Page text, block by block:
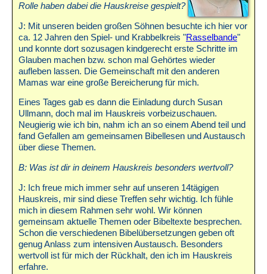
Rolle haben dabei die Hauskreise gespielt?
J: Mit unseren beiden großen Söhnen besuchte ich hier vor
ca. 12 Jahren den Spiel- und Krabbelkreis "Rasselbande"
und konnte dort sozusagen kindgerecht erste Schritte im
Glauben machen bzw. schon mal Gehörtes wieder
aufleben lassen. Die Gemeinschaft mit den anderen
Mamas war eine große Bereicherung für mich.
Eines Tages gab es dann die Einladung durch Susan
Ullmann, doch mal im Hauskreis vorbeizuschauen.
Neugierig wie ich bin, nahm ich an so einem Abend teil und
fand Gefallen am gemeinsamen Bibellesen und Austausch
über diese Themen.
B: Was ist dir in deinem Hauskreis besonders wertvoll?
J: Ich freue mich immer sehr auf unseren 14tägigen
Hauskreis, mir sind diese Treffen sehr wichtig. Ich fühle
mich in diesem Rahmen sehr wohl. Wir können
gemeinsam aktuelle Themen oder Bibeltexte besprechen.
Schon die verschiedenen Bibelübersetzungen geben oft
genug Anlass zum intensiven Austausch. Besonders
wertvoll ist für mich der Rückhalt, den ich im Hauskreis
erfahre.